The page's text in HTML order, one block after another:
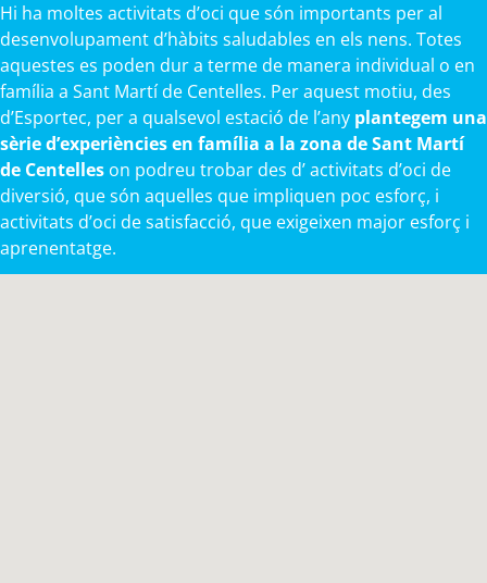
Hi ha moltes activitats d’oci que són importants per al
desenvolupament d’hàbits saludables en els nens. Totes
aquestes es poden dur a terme de manera individual o en
família a Sant Martí de Centelles. Per aquest motiu, des
d’Esportec, per a qualsevol estació de l’any plantegem una
sèrie d’experiències en família a la zona de Sant Martí
de Centelles on podreu trobar des d’ activitats d’oci de
diversió, que són aquelles que impliquen poc esforç, i
activitats d’oci de satisfacció, que exigeixen major esforç i
aprenentatge.